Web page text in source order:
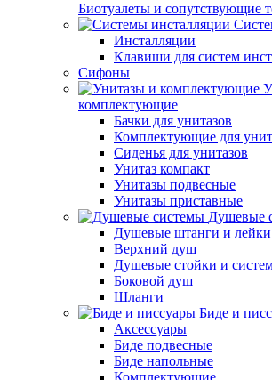
Биотуалеты и сопутствующие
Инсталляции
Клавиши для систем
Сифоны
комплектующие
Бачки для унитазов
Комплектующие для
Сиденья для унитазов
Унитаз компакт
Унитазы подвесные
Унитазы приставные
Душевые
Душевые штанги и лейки
Верхний душ
Душевые стойки и
Боковой душ
Шланги
Биде и
Аксессуары
Биде подвесные
Биде напольные
Комплектующие